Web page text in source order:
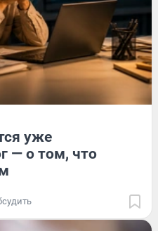
уже
— о том, что